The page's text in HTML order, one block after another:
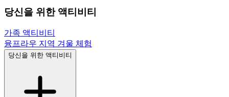
당신을 위한 액티비티
가족 액티비티
융프라우 지역 겨울 체험
당신을 위한 액티비티